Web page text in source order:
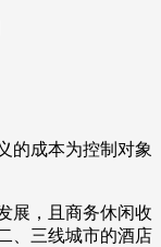
的成本为控制对象
展，且商务休闲收
、三线城市的酒店